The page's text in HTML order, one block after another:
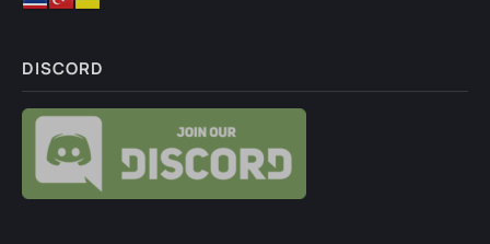
Ghosteron:Так конечно мод на 1.055.0 версию.
Ghosteron
"Документы/my games/gates of
hell/log/...".
vodan bratan:а как открыть логи и как посмотреть?
DISCORD